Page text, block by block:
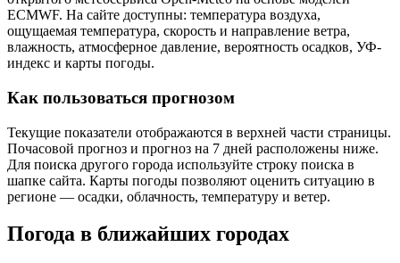
ECMWF. На сайте доступны: температура воздуха,
ощущаемая температура, скорость и направление ветра,
влажность, атмосферное давление, вероятность осадков, УФ-
индекс и карты погоды.
Как пользоваться прогнозом
Текущие показатели отображаются в верхней части страницы.
Почасовой прогноз и прогноз на 7 дней расположены ниже.
Для поиска другого города используйте строку поиска в
шапке сайта. Карты погоды позволяют оценить ситуацию в
регионе — осадки, облачность, температуру и ветер.
Погода в ближайших городах